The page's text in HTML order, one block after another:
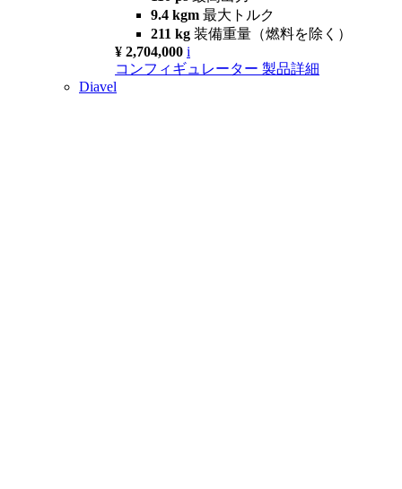
9.4 kgm 最大トルク
211 kg 装備重量（燃料を除く）
¥ 2,704,000 i
コンフィギュレーター 製品詳細
Diavel